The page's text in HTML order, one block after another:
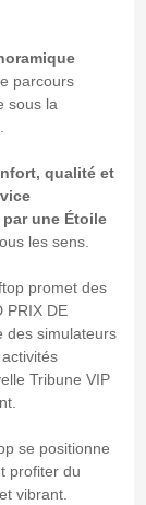
parcours
sous la
qualité et
une Étoile
les sens.
promet des
PRIX DE
des simulateurs
Tribune VIP
se positionne
profiter du
vibrant.